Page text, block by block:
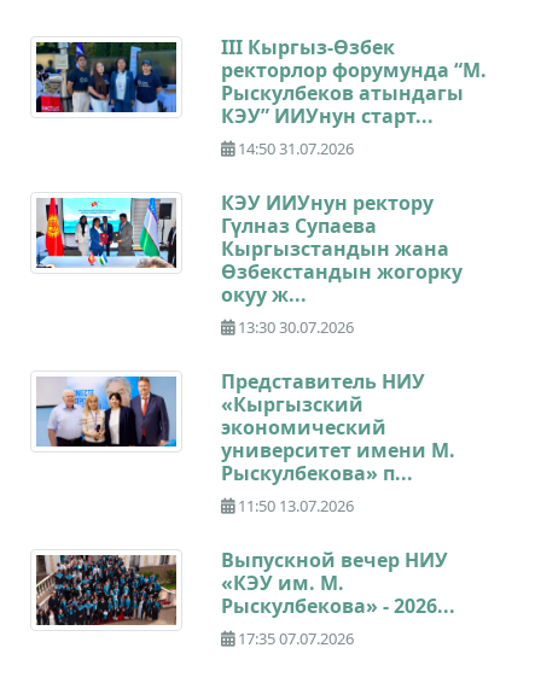
III Кыргыз-Өзбек
ректорлор форумунда “М.
Рыскулбеков атындагы
КЭУ” ИИУнун старт...
14:50 31.07.2026
КЭУ ИИУнун ректору
Гүлназ Супаева
Кыргызстандын жана
Өзбекстандын жогорку
окуу ж...
13:30 30.07.2026
Представитель НИУ
«Кыргызский
экономический
университет имени М.
Рыскулбекова» п...
11:50 13.07.2026
Выпускной вечер НИУ
«КЭУ им. М.
Рыскулбекова» - 2026...
17:35 07.07.2026